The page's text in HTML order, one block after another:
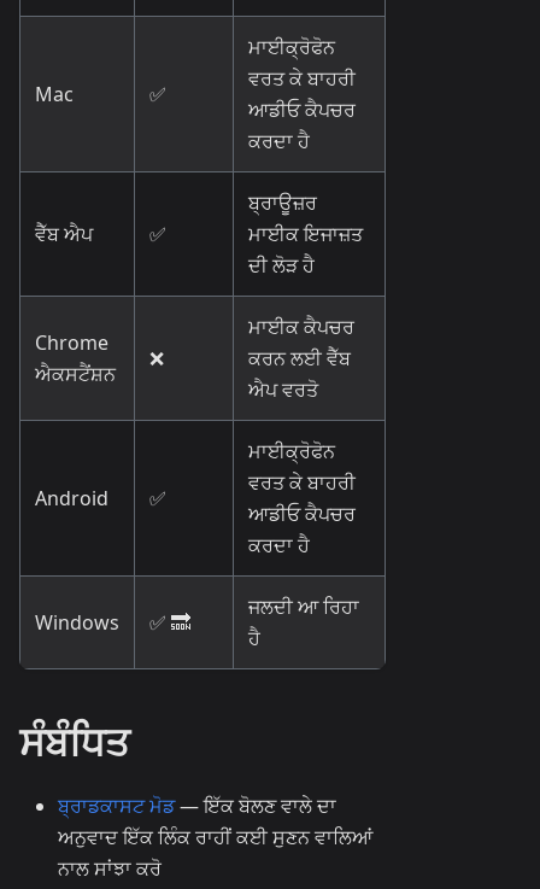
Mac ✅
ਮਾਈਕ੍ਰੋਫੋਨ
ਵਰਤ ਕੇ ਬਾਹਰੀ
ਆਡੀਓ ਕੈਪਚਰ
ਕਰਦਾ ਹੈ
ਵੈੱਬ ਐਪ ✅
ਬ੍ਰਾਊਜ਼ਰ
ਮਾਈਕ ਇਜਾਜ਼ਤ
ਦੀ ਲੋੜ ਹੈ
Chrome
ਐਕਸਟੈਂਸ਼ਨ
❌
ਮਾਈਕ ਕੈਪਚਰ
ਕਰਨ ਲਈ ਵੈੱਬ
ਐਪ ਵਰਤੋ
Android ✅
ਮਾਈਕ੍ਰੋਫੋਨ
ਵਰਤ ਕੇ ਬਾਹਰੀ
ਆਡੀਓ ਕੈਪਚਰ
ਕਰਦਾ ਹੈ
Windows ✅ 🔜
ਜਲਦੀ ਆ ਰਿਹਾ
ਹੈ
ਸੰਬੰਧਿਤ
ਬ੍ਰਾਡਕਾਸਟ ਮੋਡ— ਇੱਕ ਬੋਲਣ ਵਾਲੇ ਦਾ
ਅਨੁਵਾਦ ਇੱਕ ਲਿੰਕ ਰਾਹੀਂ ਕਈ ਸੁਣਨ ਵਾਲਿਆਂ
ਨਾਲ ਸਾਂਝਾ ਕਰੋ